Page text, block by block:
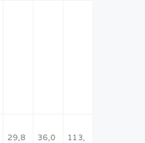
29,8
36,0
113,